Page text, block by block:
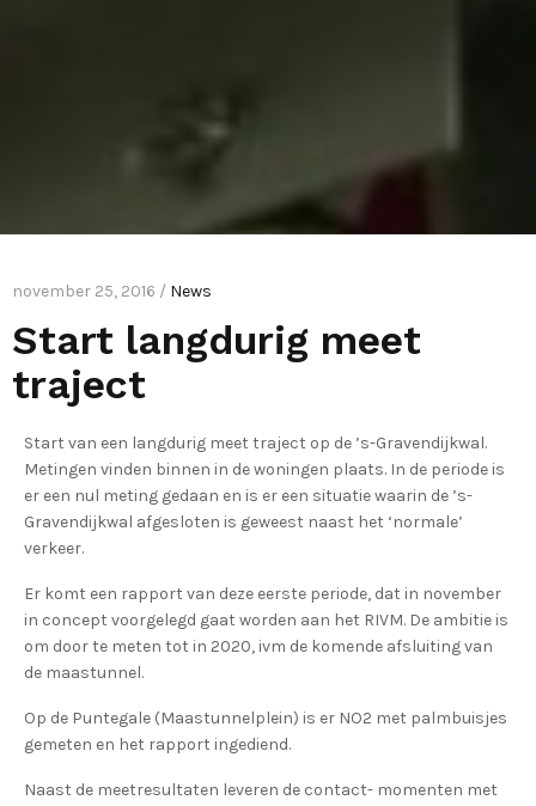
november 25, 2016 / News
Start langdurig meet
traject
Start van een langdurig meet traject op de ’s-Gravendijkwal.
Metingen vinden binnen in de woningen plaats. In de periode is
er een nul meting gedaan en is er een situatie waarin de ’s-
Gravendijkwal afgesloten is geweest naast het ‘normale’
verkeer.
Er komt een rapport van deze eerste periode, dat in november
in concept voorgelegd gaat worden aan het RIVM. De ambitie is
om door te meten tot in 2020, ivm de komende afsluiting van
de maastunnel.
Op de Puntegale (Maastunnelplein) is er NO2 met palmbuisjes
gemeten en het rapport ingediend.
Naast de meetresultaten leveren de contact- momenten met